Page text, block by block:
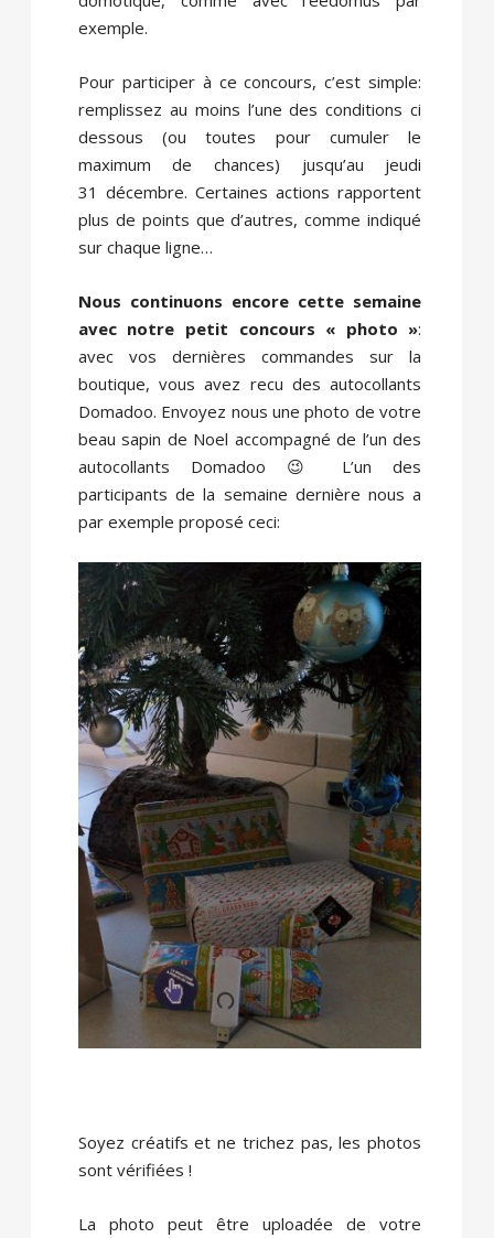
exemple.
Pour participer à ce concours, c’est simple:
remplissez au moins l’une des conditions ci
dessous (ou toutes pour cumuler le
maximum de chances) jusqu’au jeudi
31 décembre. Certaines actions rapportent
plus de points que d’autres, comme indiqué
sur chaque ligne…
Nous continuons encore cette semaine
avec notre petit concours « photo »:
avec vos dernières commandes sur la
boutique, vous avez recu des autocollants
Domadoo. Envoyez nous une photo de votre
beau sapin de Noel accompagné de l’un des
autocollants Domadoo 😉 L’un des
participants de la semaine dernière nous a
par exemple proposé ceci:
Soyez créatifs et ne trichez pas, les photos
sont vérifiées !
La photo peut être uploadée de votre